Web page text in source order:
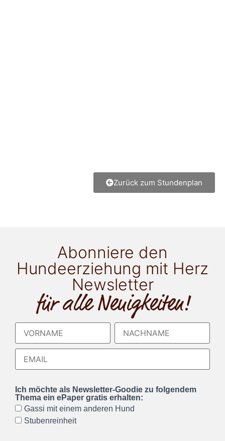
Zurück zum Stundenplan
Abonniere den
Hundeerziehung mit Herz
Newsletter
für alle Neuigkeiten!
Ich möchte als Newsletter-Goodie zu folgendem
Thema ein ePaper gratis erhalten:
Gassi mit einem anderen Hund
Stubenreinheit